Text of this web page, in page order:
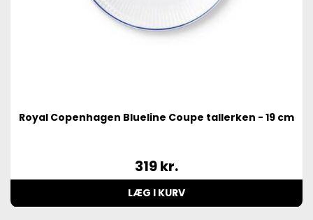
Royal Copenhagen Blueline Coupe tallerken - 19 cm
319kr.
LÆG I KURV